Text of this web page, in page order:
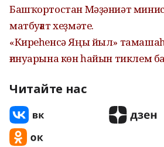
Башҡортостан Мәҙәниәт
матбуғат хеҙмәте.
«Киреһенсә Яңы йыл»
ғинуарына көн һайын тиклем
Читайте нас